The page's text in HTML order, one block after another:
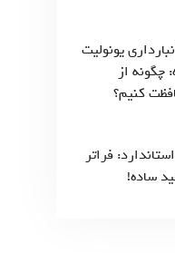
یونولیت
چگونه از
کنیم؟
فراتر
ساده!